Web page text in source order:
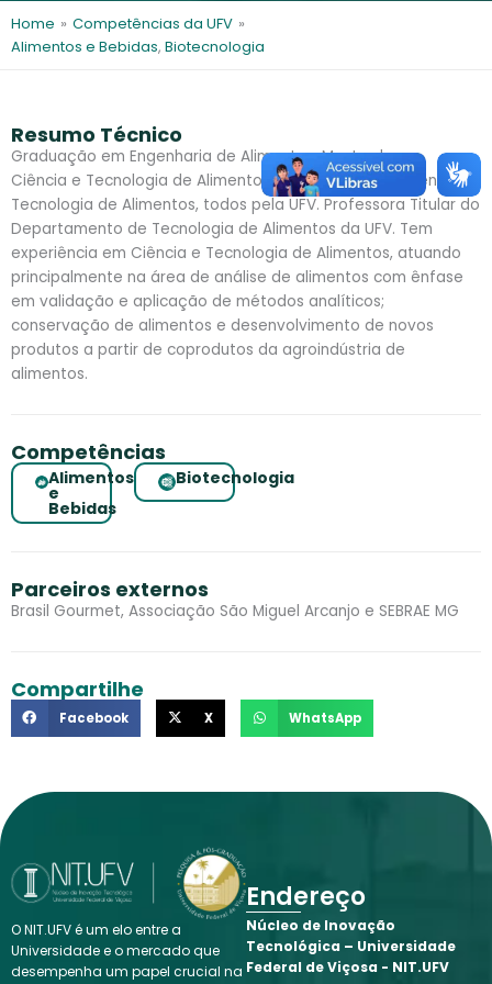
l e
s
Home » Competências da UFV »
Alimentos e Bebidas, Biotecnologia
Resumo Técnico
Graduação em Engenharia de Alimentos, Mestrado em
Ciência e Tecnologia de Alimentos e Doutorado em Ciência e
Tecnologia de Alimentos, todos pela UFV. Professora Titular do
Departamento de Tecnologia de Alimentos da UFV. Tem
experiência em Ciência e Tecnologia de Alimentos, atuando
principalmente na área de análise de alimentos com ênfase
em validação e aplicação de métodos analíticos;
conservação de alimentos e desenvolvimento de novos
produtos a partir de coprodutos da agroindústria de
alimentos.
Competências
Alimentos
e
Bebidas
Biotecnologia
Parceiros externos
Brasil Gourmet, Associação São Miguel Arcanjo e SEBRAE MG
Compartilhe
Facebook X WhatsApp
O NIT.UFV é um elo entre a
Universidade e o mercado que
desempenha um papel crucial na
Endereço
Núcleo de Inovação
Tecnológica – Universidade
Federal de Viçosa - NIT.UFV